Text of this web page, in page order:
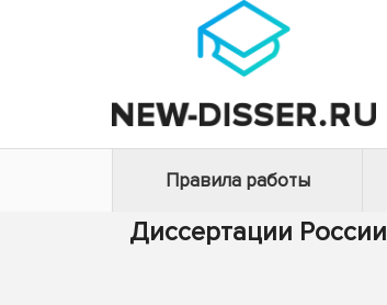
Правила работы
Диссертации России